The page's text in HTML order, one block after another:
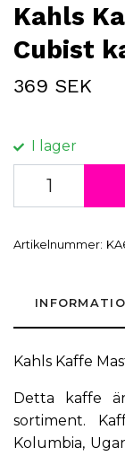
Kahls
Cubist
369 SEK
I lager
Artikelnummer:
Kahls Kaffe
Detta kaffe
sortiment.
Kolumbia,